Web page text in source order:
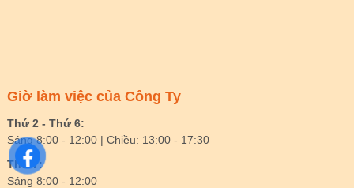
Giờ làm việc của Công Ty
Thứ 2 - Thứ 6:
Sáng 8:00 - 12:00 | Chiều: 13:00 - 17:30
Thứ 7:
Sáng 8:00 - 12:00